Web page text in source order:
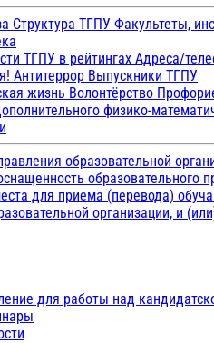
Структура ТГПУ Факультеты,
ТГПУ в рейтингах Адреса/
Антитеррор Выпускники ТГПУ
жизнь Волонтёрство
физико-
образовательной
образовательного
для приема (перевода)
организации, и
для работы над